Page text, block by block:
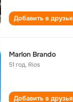
Добавить в друзья
Marlon Brando
51 год, Rios
Добавить в друзья